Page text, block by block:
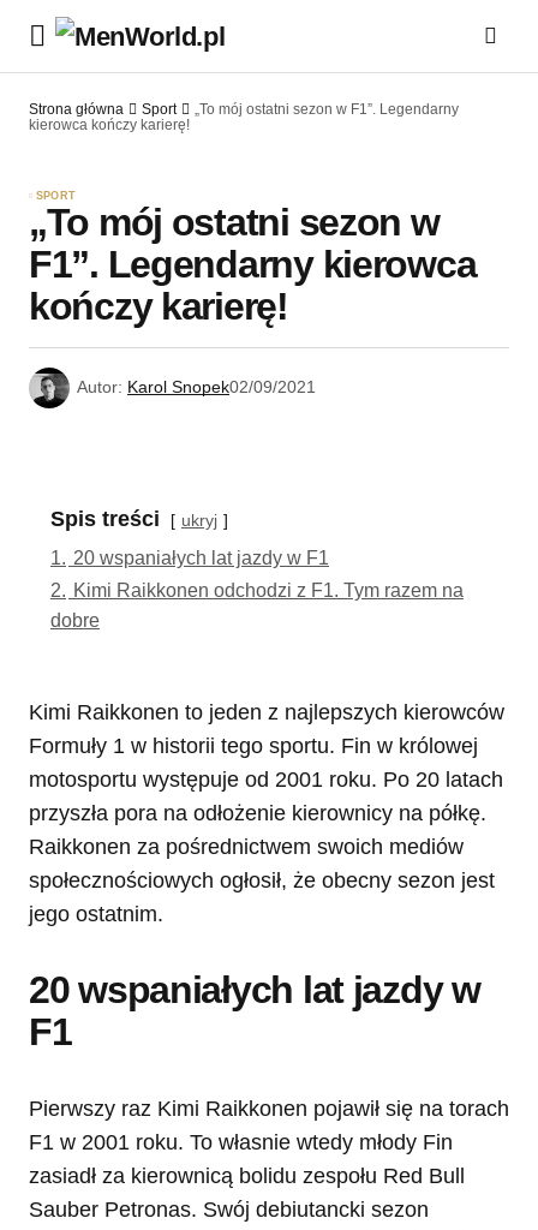
Strona główna Sport
„To mój ostatni sezon w F1”. Legendarny
kierowca kończy karierę!
SPORT
„To mój ostatni sezon w
F1”. Legendarny kierowca
kończy karierę!
Autor: Karol Snopek02/09/2021
Spis treści ukryj
1. 20 wspaniałych lat jazdy w F1
2. Kimi Raikkonen odchodzi z F1. Tym razem na
dobre
Kimi Raikkonen to jeden z najlepszych kierowców
Formuły 1 w historii tego sportu. Fin w królowej
motosportu występuje od 2001 roku. Po 20 latach
przyszła pora na odłożenie kierownicy na półkę.
Raikkonen za pośrednictwem swoich mediów
społecznościowych ogłosił, że obecny sezon jest
jego ostatnim.
20 wspaniałych lat jazdy w
F1
Pierwszy raz Kimi Raikkonen pojawił się na torach
F1 w 2001 roku. To własnie wtedy młody Fin
zasiadł za kierownicą bolidu zespołu Red Bull
Sauber Petronas. Swój debiutancki sezon